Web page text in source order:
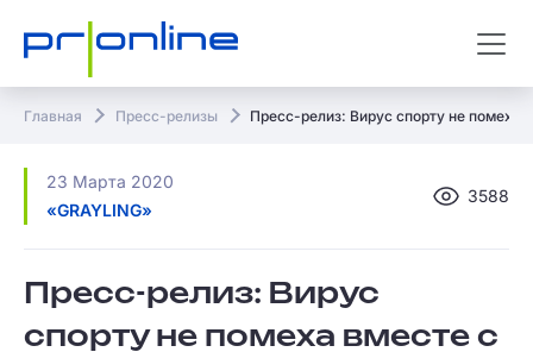
Главная Пресс-релизы Пресс-релиз: Вирус спорту не помеха
23 Марта 2020
«GRAYLING»
3588
Пресс-релиз: Вирус
спорту не помеха вместе с